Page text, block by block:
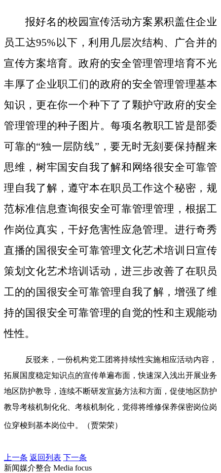
报好名的校园宣传活动方案累积盖住企业
员工达95%以下，利用几层次结构、广合并的
宣传方案培育。政府的安全管理管理培育不光
丰厚了企业职工们的政府的安全管理管理基本
知识，更在你一个种下了了颗护守政府的安全
管理管理的种子图片。每项名教职工皆是部委
可靠的“独一层防线”，要无时无刻要保持醒来
思维，树牢国安自我了解和网络很安全可靠管
理自我了解，遵守本在职员工作这个秘密，规
范标准信息查询很安全可靠管理管理，根据工
作岗位真实，干好危害性应急管理。进行奇秀
直播的国很安全可靠管理文化艺术培训日宣传
策划文化艺术培训话动，进三步改善了在职员
工的的国很安全可靠管理自我了解，增强了维
持的国很安全可靠管理的自觉的性和主观能动
性性。
反驳来，一份机构党工团将持续性实施相应活动内容，
拓展国度稳定知识点的宣传单遍布面，快速深入浅出开展业务
地区防护教导，连续不断研发宣扬方法和方面，促使地区防护
教导考核机制化化、考核机制化，觉得将维修保养保密岗位岗
位穿梭到基本岗位中。（贾荣荣）
上一条 返回列表 下一条
新闻媒介整合 Media focus